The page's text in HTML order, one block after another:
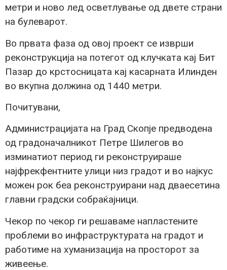
метри и ново лед осветлување од двете страни
на булеварот.
Во првата фаза од овој проект се изврши
реконструкција на потегот од клучката кај Бит
Пазар до крстосницата кај касарната Илинден
во вкупна должина од 1440 метри.
Почитувани,
Администрацијата на Град Скопје предводена
од градоначалникот Петре Шилегов во
изминатиот период ги реконструираше
најфрекфентните улици низ градот и во најкус
можен рок беа реконструирани над дваесетина
главни градски собраќајници.
Чекор по чекор ги решаваме напластените
проблеми во инфраструктурата на градот и
работиме на хуманизација на просторот за
живеење.